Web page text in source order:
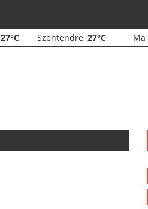
27°C Szentendre, 27°C Ma